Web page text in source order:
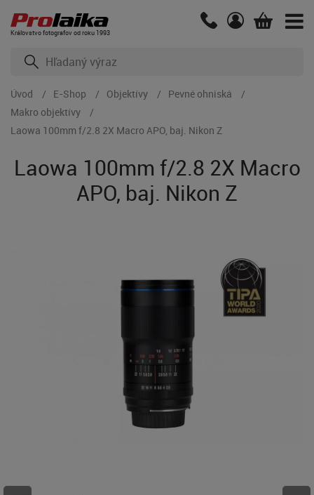
Kráľovstvo fotografov od roku 1993
Úvod E-Shop Objektívy
Pevné ohniská
Makro objektívy
Laowa 100mm f/2.8 2X Macro APO, baj. Nikon Z
Laowa 100mm f/2.8 2X Macro
APO, baj. Nikon Z